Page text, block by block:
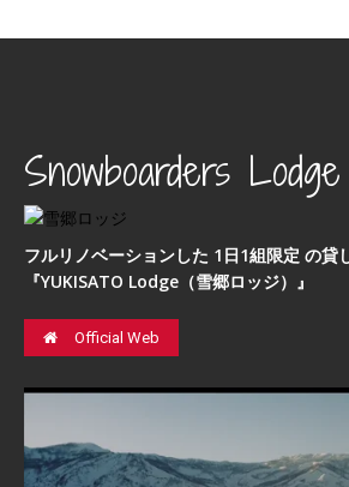
Snowboarders Lodge
フルリノベーションした 1日1組限定 の貸
『YUKISATO Lodge（雪郷ロッジ）』
Official Web